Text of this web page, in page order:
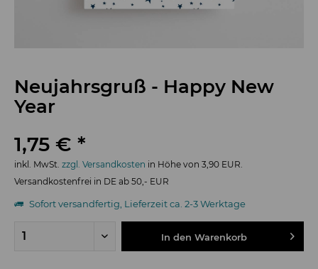
Neujahrsgruß - Happy New
Year
1,75 € *
inkl. MwSt. zzgl. Versandkosten in Höhe von 3,90 EUR.
Versandkostenfrei in DE ab 50,- EUR
Sofort versandfertig, Lieferzeit ca. 2-3 Werktage
In den Warenkorb